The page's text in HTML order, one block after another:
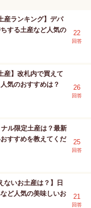
産ランキング】デパ
する土産など人気の
22
回答
産】改札内で買えて
気のおすすめは？
26
回答
ル限定土産は？最新
すすめを教えてくだ
25
回答
ないお土産は？】日
ど人気の美味しいお
21
回答